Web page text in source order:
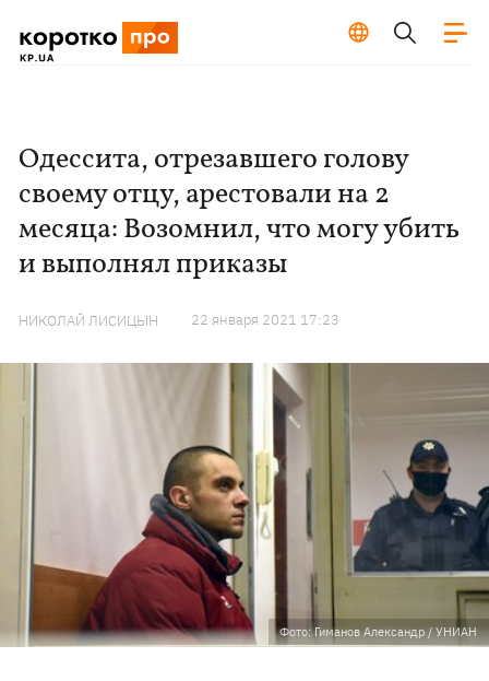
Одессита, отрезавшего голову
своему отцу, арестовали на 2
месяца: Возомнил, что могу убить
и выполнял приказы
НИКОЛАЙ ЛИСИЦЫН 22 января 2021 17:23
Фото: Гиманов Александр / УНИАН